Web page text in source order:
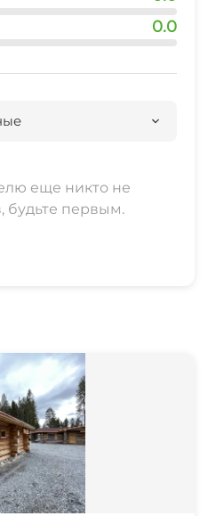
0.0
еще никто не
будьте первым.